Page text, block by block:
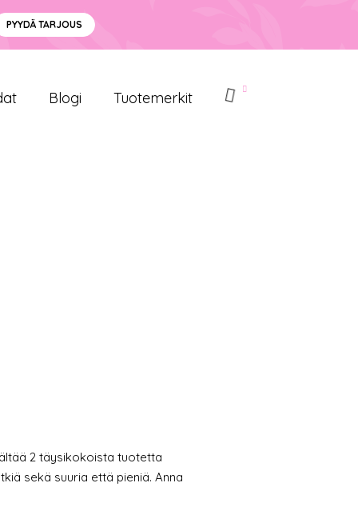
PYYDÄ TARJOUS
Blogi Tuotemerkit
2 täysikokoista tuotetta
sekä suuria että pieniä. Anna